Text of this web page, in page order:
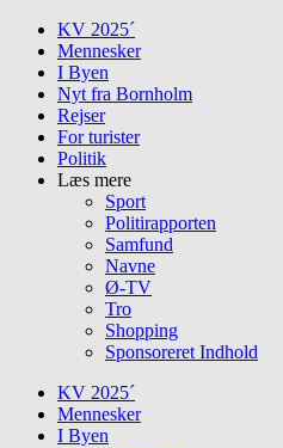
Skip
content
KV 2025´
Mennesker
I Byen
Nyt fra Bornholm
Rejser
For turister
Politik
Læs mere
Sport
Politirapporten
Samfund
Navne
Ø-TV
Tro
Shopping
Sponsoreret Indhold
KV 2025´
Mennesker
I Byen